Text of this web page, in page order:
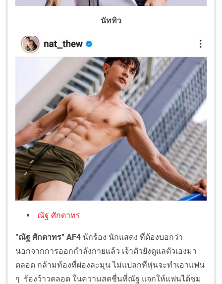
นัททิว
ณัฐ ศักดาทร
"ณัฐ ศักดาทร" AF4 นักร้อง นักแสดง ที่ต้องบอกว่า
นอกจากการออกกำลังกายแล้ว เจ้าตัวยังดูแลตัวเองมา
ตลอด กล้ามท้องที่ผ่องละมุน ไม่แปลกที่หุ่นจะทำเอาแฟน
ๆ ร้องว้าวตลอด ในความสดชื่นที่ณัฐ แจกให้แฟนได้ชม